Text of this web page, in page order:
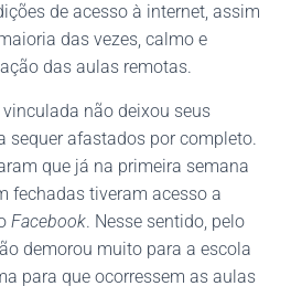
de acesso à internet, assim
das vezes, calmo e
das aulas remotas.
não deixou seus
sequer afastados por completo.
que já na primeira semana
fechadas tiveram acesso a
Facebook. Nesse sentido, pelo
demorou muito para a escola
para que ocorressem as aulas